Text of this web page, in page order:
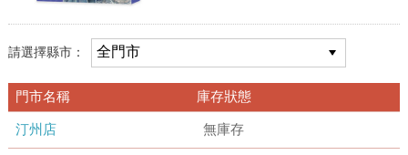
請選擇縣市：
門市名稱 庫存狀態
汀州店 無庫存